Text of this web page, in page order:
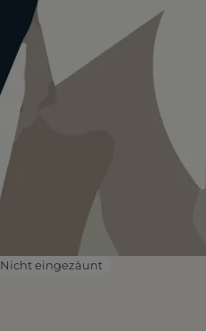
Frei
Kein Wasser
Nicht eingezäunt